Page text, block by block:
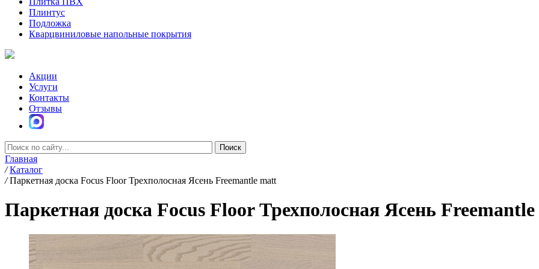
Плинтус
Подложка
Кварцвиниловые напольные покрытия
Акции
Услуги
Контакты
Отзывы
Главная
/ Каталог
/ Паркетная доска Focus Floor Трехполосная Ясень Freemantle matt
Паркетная доска Focus Floor Трехполосная Ясень